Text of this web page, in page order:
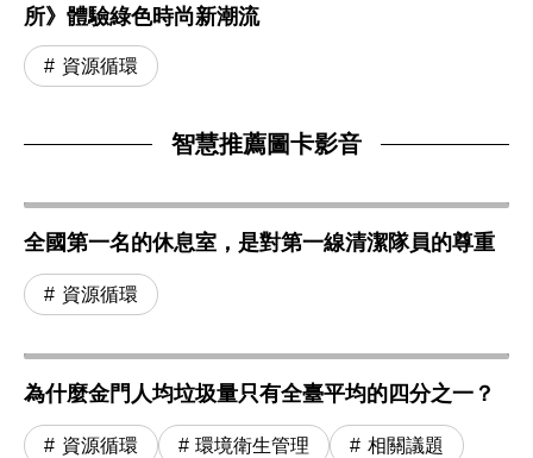
所》體驗綠色時尚新潮流
資源循環
智慧推薦圖卡影音
全國第一名的休息室，是對第一線清潔隊員的尊重
資源循環
為什麼金門人均垃圾量只有全臺平均的四分之一？
資源循環 環境衛生管理 相關議題